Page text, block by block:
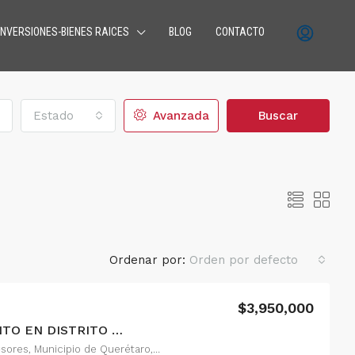
INVERSIONES-BIENES RAICES BLOG CONTACTO
Estado Avanzada Buscar
Ordenar por: Orden por defecto
VENTA DE DEPARTAMENTO EN DISTRITO SOPHIA ATRAS DE ANTEA, QUERETARO
$3,950,000
VENTA DESTACADO